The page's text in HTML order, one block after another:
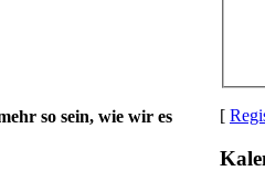
so sein, wie wir es
[